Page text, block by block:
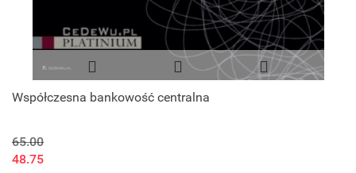
Współczesna bankowość centralna
65.00
48.75